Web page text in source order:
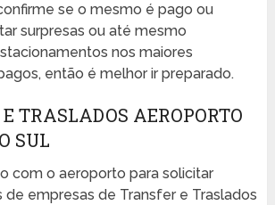
se o mesmo é pago ou
surpresas ou até mesmo
nos maiores
então é melhor ir preparado.
TRASLADOS AEROPORTO
SUL
com o aeroporto para solicitar
empresas de Transfer e Traslados